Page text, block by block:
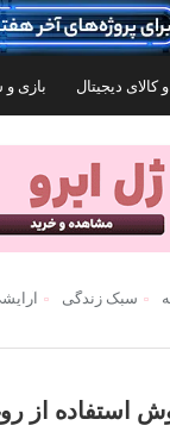
کالای دیجیتال بازی
ناوبری خرده نان
سبک زندگی
استفاده از